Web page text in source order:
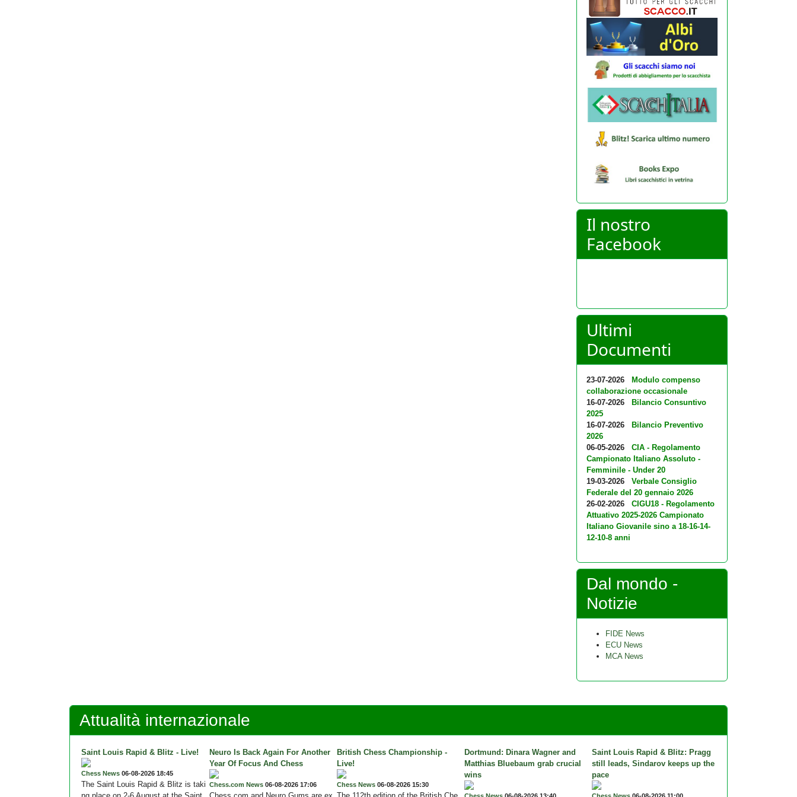
Il nostro
Facebook
Ultimi
Documenti
23-07-2026
Modulo compenso
collaborazione occasionale
16-07-2026
Bilancio Consuntivo
2025
16-07-2026
Bilancio Preventivo
2026
06-05-2026
CIA - Regolamento
Campionato Italiano Assoluto -
Femminile - Under 20
19-03-2026
Verbale Consiglio
Federale del 20 gennaio 2026
26-02-2026
CIGU18 - Regolamento
Attuativo 2025-2026 Campionato
Italiano Giovanile sino a 18-16-14-
12-10-8 anni
Dal mondo -
Notizie
FIDE News
ECU News
MCA News
Attualità internazionale
Saint Louis Rapid & Blitz - Live!
Chess News 06-08-2026 18:45
The Saint Louis Rapid & Blitz is taki
Neuro Is Back Again For Another
Year Of Focus And Chess
Chess.com News 06-08-2026 17:06
British Chess Championship -
Live!
Chess News 06-08-2026 15:30
Dortmund: Dinara Wagner and
Matthias Bluebaum grab crucial
wins
Saint Louis Rapid & Blitz: Pragg
still leads, Sindarov keeps up the
pace